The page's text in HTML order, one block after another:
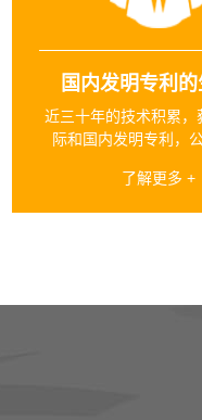
国内发明专利
近三十年的技术积累，
际和国内发明专利，
了解更多 +